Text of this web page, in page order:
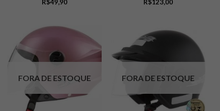
R$49,90
R$123,00
FORA DE ESTOQUE FORA DE ESTOQUE